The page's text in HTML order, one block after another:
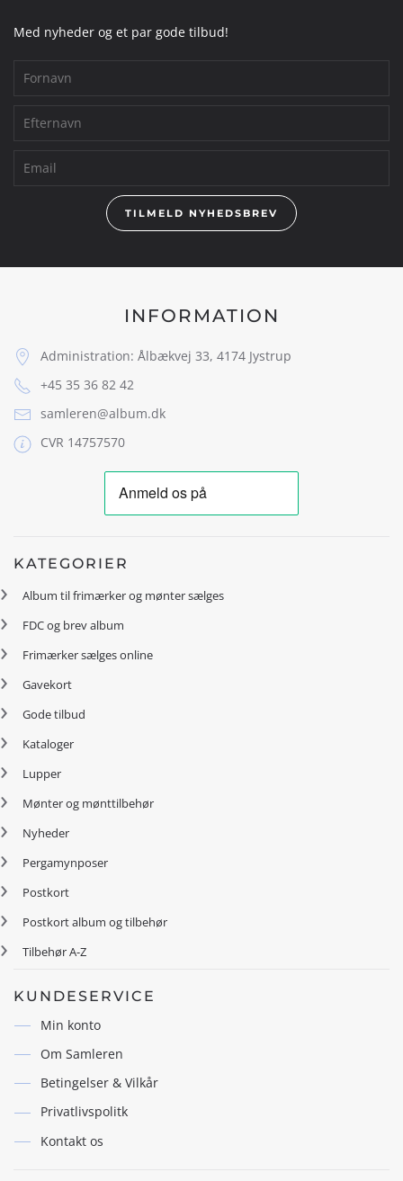
Med nyheder og et par gode tilbud!
TILMELD NYHEDSBREV
INFORMATION
Administration: Ålbækvej 33, 4174 Jystrup
+45 35 36 82 42
samleren@album.dk
CVR 14757570
KATEGORIER
Album til frimærker og mønter sælges
FDC og brev album
Frimærker sælges online
Gavekort
Gode tilbud
Kataloger
Lupper
Mønter og mønttilbehør
Nyheder
Pergamynposer
Postkort
Postkort album og tilbehør
Tilbehør A-Z
KUNDESERVICE
Min konto
Om Samleren
Betingelser & Vilkår
Privatlivspolitk
Kontakt os